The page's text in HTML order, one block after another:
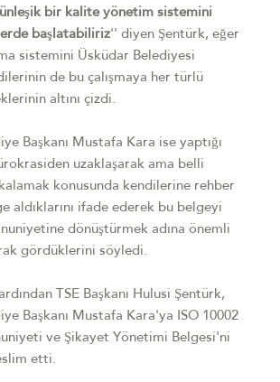
bir kalite yönetim sistemini
başlatabiliriz'' diyen Şentürk, eğer
sistemini Üsküdar Belediyesi
de bu çalışmaya her türlü
altını çizdi.
Başkanı Mustafa Kara ise yaptığı
uzaklaşarak ama belli
konusunda kendilerine rehber
aldıklarını ifade ederek bu belgeyi
dönüştürmek adına önemli
gördüklerini söyledi.
TSE Başkanı Hulusi Şentürk,
Başkanı Mustafa Kara'ya ISO 10002
ve Şikayet Yönetimi Belgesi'ni
etti.